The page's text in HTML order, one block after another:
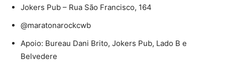
Jokers Pub – Rua São Francisco, 164
@maratonarockcwb
Apoio: Bureau Dani Brito, Jokers Pub, Lado B e
Belvedere